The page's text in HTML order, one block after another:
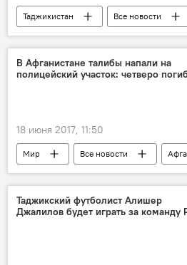
Таджикистан
Все новости
КЧС Таджикистана
В Афганистане талибы напали на
полицейский участок: четверо
18 июня 2017, 11:50
Мир Все новости
талибы
Таджикский футболист Алишер
Джалилов будет играть за команду